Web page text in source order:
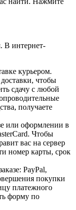
В интернет-
курьером.
чтобы
сдачу с любой
получаете
или оформлении в
Чтобы
вас на сервер
номер карты, срок
PayPal,
покупки
платежного
форму по